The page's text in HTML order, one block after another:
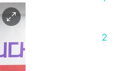
이
미
지
확
2